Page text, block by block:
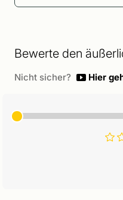
Bewerte den
Nicht sicher? Hier